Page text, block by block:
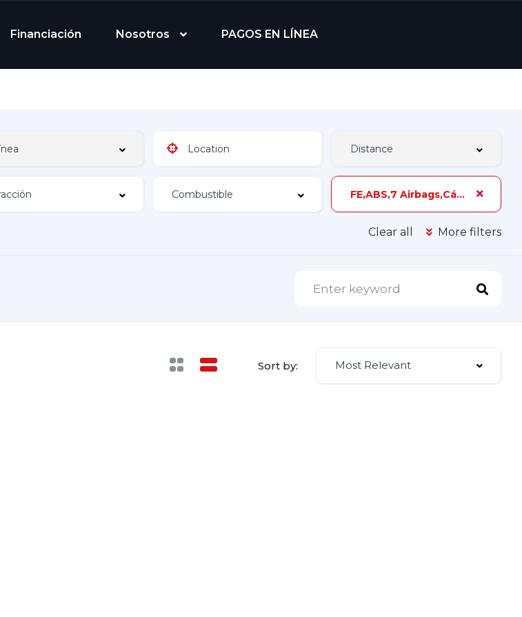
Financiación Nosotros PAGOS EN LÍNEA
FE,ABS,7 Airbags,Cámara de Reversa,Cuero,Sunroof,290 hp,2 Dueños
Clear all More filters
Sort by: Most Relevant